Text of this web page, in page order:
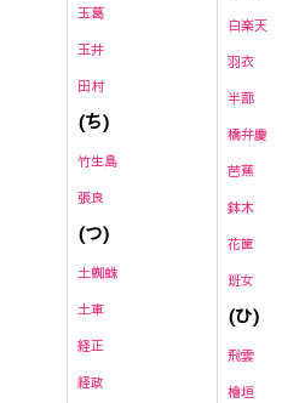
玉葛
玉井
田村
(ち)
竹生島
張良
(つ)
土蜘蛛
土車
経正
経政
白楽天
羽衣
半蔀
橋弁慶
芭蕉
鉢木
花筐
班女
(ひ)
飛雲
檜垣